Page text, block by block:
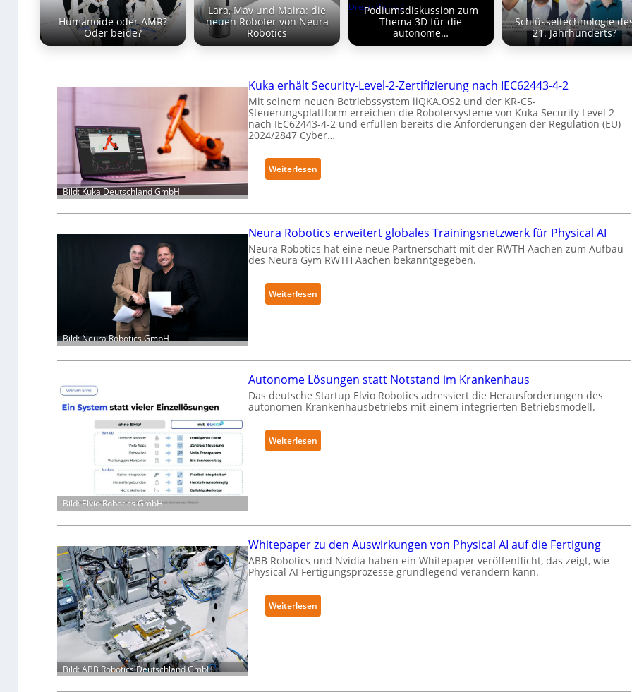
Humanoide oder AMR?
Oder beide?
Lara, Mav und Maira: die
neuen Roboter von Neura
Robotics
Podiumsdiskussion zum
Thema 3D für die
autonome…
Schlüsseltechnologie
21. Jahrhunderts?
Bild: Kuka Deutschland GmbH
Kuka erhält Security-Level-2-Zertifizierung nach IEC62443-4-2
Mit seinem neuen Betriebssystem iiQKA.OS2 und der KR-C5-
Steuerungsplattform erreichen die Robotersysteme von Kuka Security Level 2
nach IEC62443-4-2 und erfüllen bereits die Anforderungen der Regulation (EU)
2024/2847 Cyber…
Weiterlesen
K
k
a
r
ä
l
c
u
r
i
y
-
l
-
e
r
Bild: Neura Robotics GmbH
Neura Robotics erweitert globales Trainingsnetzwerk für Physical AI
Neura Robotics hat eine neue Partnerschaft mit der RWTH Aachen zum Aufbau
des Neura Gym RWTH Aachen bekanntgegeben.
Weiterlesen
N
R
o
b
w
e
i
t
t
Bild: Elvio Robotics GmbH
Autonome Lösungen statt Notstand im Krankenhaus
Das deutsche Startup Elvio Robotics adressiert die Herausforderungen des
autonomen Krankenhausbetriebs mit einem integrierten Betriebsmodell.
Weiterlesen
A
o
m
e
L
u
Bild: ABB Robotics Deutschland GmbH
Whitepaper zu den Auswirkungen von Physical AI auf die Fertigung
ABB Robotics und Nvidia haben ein Whitepaper veröffentlicht, das zeigt, wie
Physical AI Fertigungsprozesse grundlegend verändern kann.
Weiterlesen
W